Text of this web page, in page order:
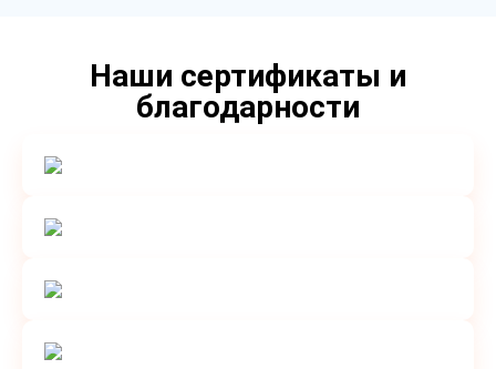
Наши сертификаты и
благодарности